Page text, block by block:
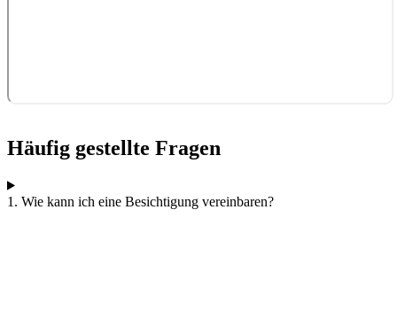
Häufig gestellte Fragen
1. Wie kann ich eine Besichtigung vereinbaren?